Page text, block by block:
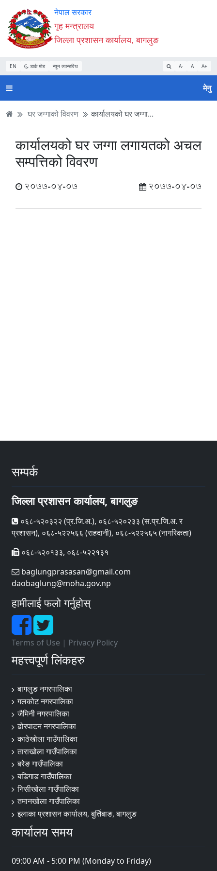
Accessibility
Mode
सुरु
गर्नुहोस्
सामाग्री
पढ्नुहाेस्
नेभिगेसन
पढ्नुहाेस्
वेबसाइट
खोजमा
जानुहोस्
नेपाल सरकार
गृह मन्त्रालय
जिल्ला प्रशासन कार्यालय, बागलुङ
EN डार्क मोड न्यून व्यान्डविथ A- A A+
मेनु
घर जग्गाको विवरण कार्यालयको घर जग्गा...
कार्यालयको घर जग्गा लगायतको अचल
सम्पत्तिको विवरण
2077-04-07 2077-04-07
सम्पर्क
जिल्ला प्रशासन कार्यालय, बागलुङ
०६८-५२०३२२ (प्र‍.जि.अ.), ०६८-५२०२३३ (स.प्र.जि.अ. र
प्रशासन), ०६८-५२२५६६ (राहदानी), ०६८-५२२५६५ (नागरिकता)
०६८-५२०१३३, ०६८-५२२१३१
baglungprasasan@gmail.com
daobaglung@moha.gov.np
हामीलाई फलो गर्नुहोस्
Terms of Use | Privacy Policy
महत्त्वपूर्ण लिंकहरु
बागलुङ नगरपालिका
गलकोट नगरपालिका
जैमिनी नगरपालिका
ढोरपाटन नगरपालिका
काठेखोला गाउँपालिका
ताराखोला गाउँपालिका
बरेङ गाउँपालिका
बडिगाड गाउँपालिका
निसीखोला गाउँपालिका
तमानखोला गाउँपालिका
इलाका प्रशासन कार्यालय, बुर्तिबाङ, बागलुङ
कार्यालय समय
09:00 AM - 5:00 PM (Monday to Friday)